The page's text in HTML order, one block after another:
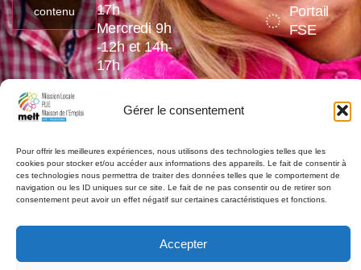
Gérer le consentement
Pour offrir les meilleures expériences, nous utilisons des technologies telles que les
cookies pour stocker et/ou accéder aux informations des appareils. Le fait de consentir à
ces technologies nous permettra de traiter des données telles que le comportement de
navigation ou les ID uniques sur ce site. Le fait de ne pas consentir ou de retirer son
consentement peut avoir un effet négatif sur certaines caractéristiques et fonctions.
Accepter
contenu
17h
Mercredi 9h
-12h et 14h-
17h
Jeudi 9h
-12h et 14h-
-12h et 14h-
16h
Portail
FSE